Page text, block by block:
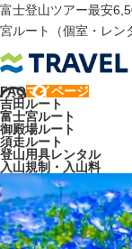
富士登山ツアー最安
宮ルート（個室・レン
FAQマイページ
吉田ルート
富士宮ルート
御殿場ルート
須走ルート
登山用具レンタル
入山規制・入山料
トラベルロード
トラベル